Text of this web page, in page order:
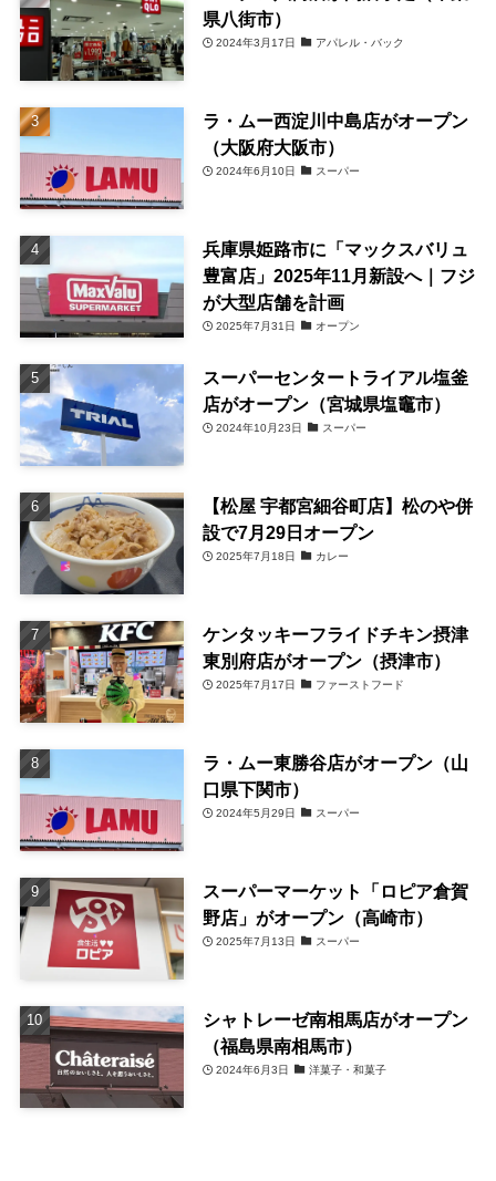
県八街市）
2024年3月17日 アパレル・バック
ラ・ムー西淀川中島店がオープン
（大阪府大阪市）
2024年6月10日 スーパー
兵庫県姫路市に「マックスバリュ
豊富店」2025年11月新設へ｜フジ
が大型店舗を計画
2025年7月31日 オープン
スーパーセンタートライアル塩釜
店がオープン（宮城県塩竈市）
2024年10月23日 スーパー
【松屋 宇都宮細谷町店】松のや併
設で7月29日オープン
2025年7月18日 カレー
ケンタッキーフライドチキン摂津
東別府店がオープン（摂津市）
2025年7月17日 ファーストフード
ラ・ムー東勝谷店がオープン（山
口県下関市）
2024年5月29日 スーパー
スーパーマーケット「ロピア倉賀
野店」がオープン（高崎市）
2025年7月13日 スーパー
シャトレーゼ南相馬店がオープン
（福島県南相馬市）
2024年6月3日 洋菓子・和菓子